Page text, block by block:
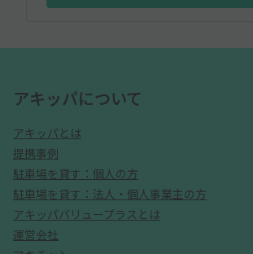
アキッパについて
アキッパとは
提携事例
駐車場を貸す：個人の方
駐車場を貸す：法人・個人事業主の方
アキッパバリュープラスとは
運営会社